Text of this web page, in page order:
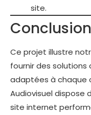
site.
Conclusion
Ce projet illustre
fournir des solutions
adaptées à chaque
Audiovisuel dispose
site internet